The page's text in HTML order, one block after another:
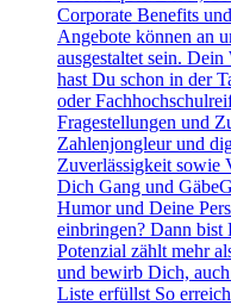
Corporate Benefits
Angebote können an
ausgestaltet sein.
hast Du schon in der
oder
Fragestellungen und
Zahlenjongleur und
Zuverlässigkeit sowie
Dich Gang und
Humor und Deine
einbringen? Dann
Potenzial zählt mehr
und bewirb Dich,
Liste erfüllst So